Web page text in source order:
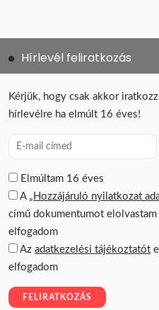
Hírlevél feliratkozás